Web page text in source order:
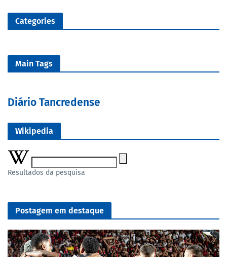
Categories
Main Tags
Diário Tancredense
Wikipedia
Resultados da pesquisa
Postagem em destaque